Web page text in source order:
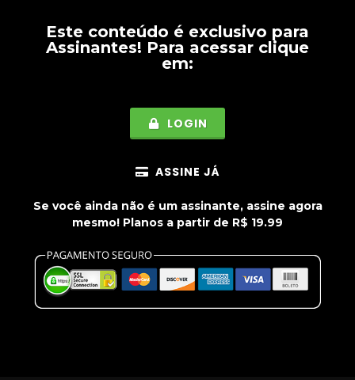
Este conteúdo é exclusivo para
Assinantes! Para acessar clique
em:
LOGIN
ASSINE JÁ
Se você ainda não é um assinante, assine agora
mesmo! Planos a partir de R$ 19.99